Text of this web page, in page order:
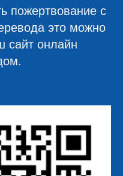
пожертвование с
это можно
сайт онлайн